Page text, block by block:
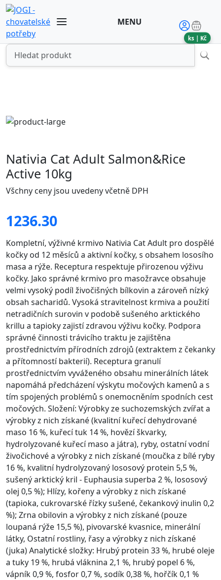
MENU
ks | Kč
Nativia Cat Adult Salmon&Rice
Active 10kg
Všchny ceny jsou uvedeny včetně DPH
1236.30
Kompletní, výživné krmivo Nativia Cat Adult pro dospělé
kočky od 12 měsíců a aktivní kočky, s obsahem lososího
masa a rýže. Receptura respektuje přirozenou výživu
kočky. Jako správné krmivo pro masožravce obsahuje
velmi vysoký podíl živočišných bílkovin a zároveň nízký
obsah sacharidů. Vysoká stravitelnost krmiva a použití
netradičních surovin v podobě sušeného arktického
krillu a tapioky zajistí zdravou výživu kočky. Podpora
správné činnosti trávicího traktu je zajištěna
prostřednictvím přírodních zdrojů (extraktem z čekanky
a přítomností bakterií). Receptura granulí
prostřednictvím vyváženého obsahu minerálních látek
napomáhá předcházení výskytu močových kamenů a s
tím spojených problémů s onemocněním spodních cest
močových. Složení: Výrobky ze suchozemských zvířat a
výrobky z nich získané (kvalitní kuřecí dehydrované
maso 16 %, kuřecí tuk 14 %, hovězí škvarky,
hydrolyzované kuřecí maso a játra), ryby, ostatní vodní
živočichové a výrobky z nich získané (moučka z bílé ryby
16 %, kvalitní hydrolyzovaný lososový protein 5,5 %,
sušený arktický kril - Euphausia superba 2 %, lososový
olej 0,5 %); Hlízy, kořeny a výrobky z nich získané
(tapioka, cukrovarské řízky sušené, čekankový inulin 0,2
%); Zrna obilovin a výrobky z nich získané (pouze
loupaná rýže 15,5 %), pivovarské kvasnice, minerální
látky, Ostatní rostliny, řasy a výrobky z nich získané
(juka) Analytické složky: Hrubý protein 33 %, hrubé oleje
a tuky 19 %, hrubá vláknina 2,1 %, hrubý popel 6 %,
vápník 0,9 %, fosfor 0,7 %, sodík 0,38 %, hořčík 0,1 %